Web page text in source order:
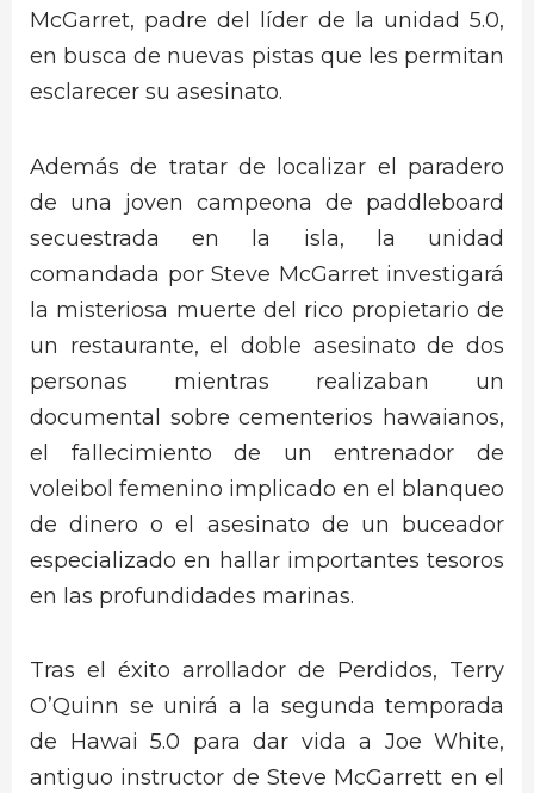
McGarret, padre del líder de la unidad 5.0,
en busca de nuevas pistas que les permitan
esclarecer su asesinato.
Además de tratar de localizar el paradero
de una joven campeona de paddleboard
secuestrada en la isla, la unidad
comandada por Steve McGarret investigará
la misteriosa muerte del rico propietario de
un restaurante, el doble asesinato de dos
personas mientras realizaban un
documental sobre cementerios hawaianos,
el fallecimiento de un entrenador de
voleibol femenino implicado en el blanqueo
de dinero o el asesinato de un buceador
especializado en hallar importantes tesoros
en las profundidades marinas.
Tras el éxito arrollador de Perdidos, Terry
O’Quinn se unirá a la segunda temporada
de Hawai 5.0 para dar vida a Joe White,
antiguo instructor de Steve McGarrett en el